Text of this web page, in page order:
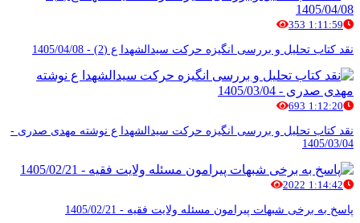
1:11:59
353
نقد کتاب تحلیل و بررسی انگیزه حرکت سیدالشهدا ع (2) - 1405/04/08
1:12:20
693
نقد کتاب تحلیل و بررسی انگیزه حرکت سیدالشهدا ع نوشته مهدی صدری -
1405/03/04
1:14:42
2022
پاسخ به برخی شبهات پیرامون مسئله ولایت فقیه - 1405/02/21